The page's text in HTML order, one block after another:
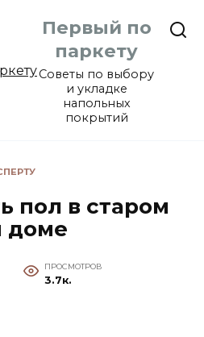
Первый по
паркету
Советы по выбору
и укладке
напольных
покрытий
пол в старом
доме
ПРОСМОТРОВ
3.7к.